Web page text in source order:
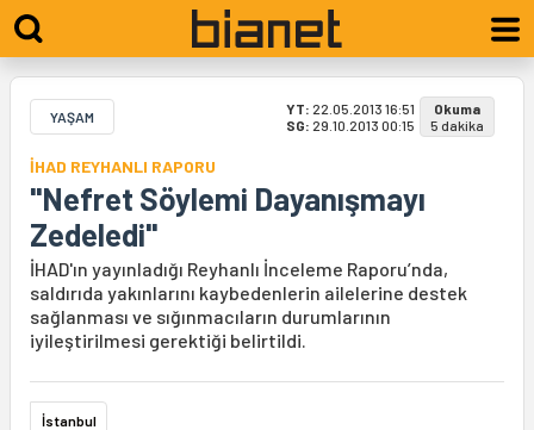
YAŞAM YT: 22.05.2013 16:51
SG: 29.10.2013 00:15
Okuma
5 dakika
İHAD REYHANLI RAPORU
"Nefret Söylemi Dayanışmayı
Zedeledi"
İHAD'ın yayınladığı Reyhanlı İnceleme Raporu’nda,
saldırıda yakınlarını kaybedenlerin ailelerine destek
sağlanması ve sığınmacıların durumlarının
iyileştirilmesi gerektiği belirtildi.
İstanbul